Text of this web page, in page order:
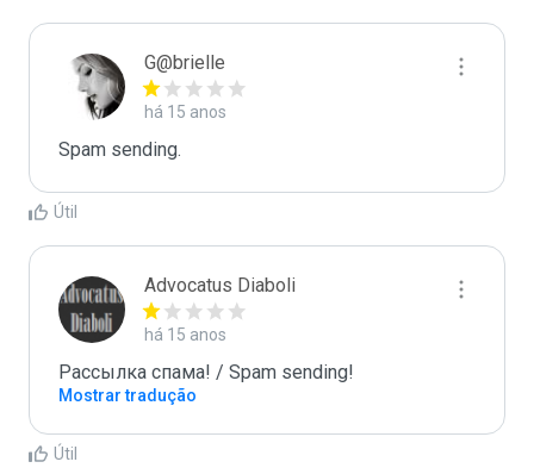
G@brielle
há 15 anos
Spam sending.
Útil
Advocatus Diaboli
há 15 anos
Рассылка спама! / Spam sending!
Mostrar tradução
Útil